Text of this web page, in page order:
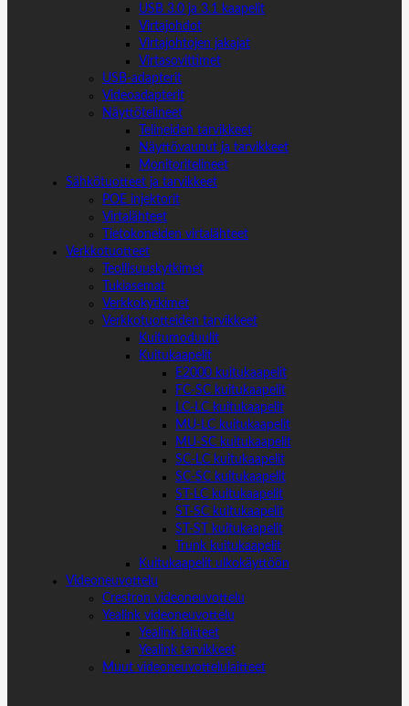
USB 3.0 ja 3.1 kaapelit
Virtajohdot
Virtajohtojen jakajat
Virtasovittimet
USB-adapterit
Videoadapterit
Näyttötelineet
Telineiden tarvikkeet
Näyttövaunut ja tarvikkeet
Monitoritelineet
Sähkötuotteet ja tarvikkeet
POE injektorit
Virtalähteet
Tietokoneiden virtalähteet
Verkkotuotteet
Teollisuuskytkimet
Tukiasemat
Verkkokytkimet
Verkkotuotteiden tarvikkeet
Kuitumoduulit
Kuitukaapelit
E2000 kuitukaapelit
FC-SC kuitukaapelit
LC-LC kuitukaapelit
MU-LC kuitukaapelit
MU-SC kuitukaapelit
SC-LC kuitukaapelit
SC-SC kuitukaapelit
ST-LC kuitukaapelit
ST-SC kuitukaapelit
ST-ST kuitukaapelit
Trunk kuitukaapelit
Kuitukaapelit ulkokäyttöön
Videoneuvottelu
Crestron videoneuvottelu
Yealink videoneuvottelu
Yealink laitteet
Yealink tarvikkeet
Muut videoneuvottelulaitteet